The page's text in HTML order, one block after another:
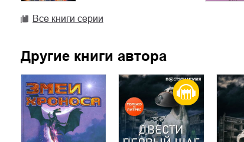
Все книги серии
Другие книги автора